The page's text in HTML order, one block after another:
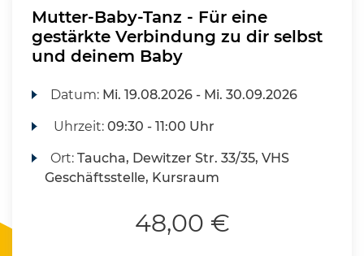
Mutter-Baby-Tanz - Für eine
gestärkte Verbindung zu dir selbst
und deinem Baby
Datum: Mi. 19.08.2026 - Mi. 30.09.2026
Uhrzeit:09:30 - 11:00 Uhr
Ort:Taucha, Dewitzer Str. 33/35, VHS
Geschäftsstelle, Kursraum
48,00 €